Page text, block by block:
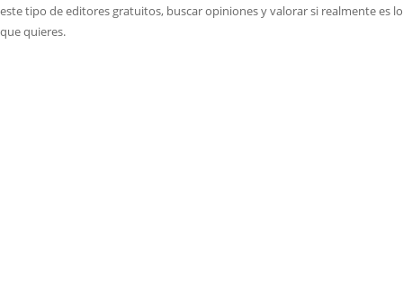
este tipo de editores gratuitos, buscar opiniones y valorar si realmente es lo
que quieres.